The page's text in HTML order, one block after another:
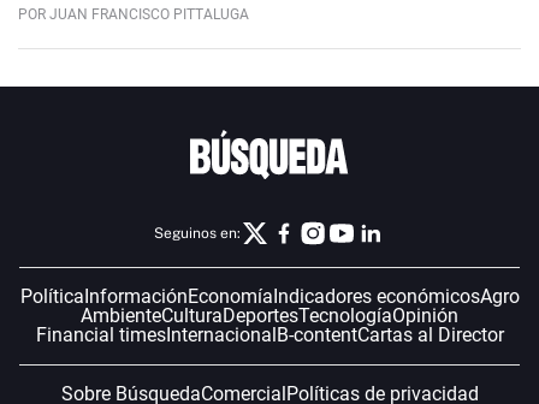
POR JUAN FRANCISCO PITTALUGA
Seguinos en:
PolíticaInformaciónEconomíaIndicadores económicosAgro
AmbienteCulturaDeportesTecnologíaOpinión
Financial timesInternacionalB-contentCartas al Director
Sobre BúsquedaComercialPolíticas de privacidad